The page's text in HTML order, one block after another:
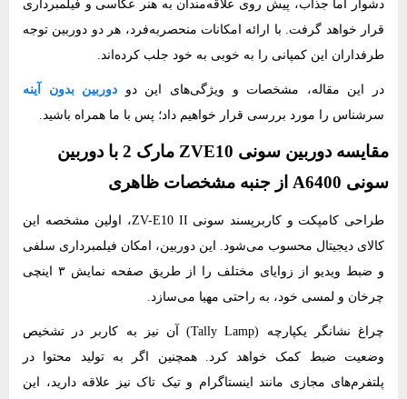
دشوار اما جذاب، پیش روی علاقه‌مندان به هنر عکاسی و فیلمبرداری
قرار خواهد گرفت. با ارائه امکانات منحصربه‌فرد، هر دو دوربین توجه
طرفداران این کمپانی را به خوبی به خود جلب کرده‌اند.
در این مقاله، مشخصات و ویژگی‌های این دو دوربین بدون آینه
سرشناس را مورد بررسی قرار خواهیم داد؛ پس با ما همراه باشید.
مقایسه دوربین سونی ZVE10 مارک 2 با دوربین
سونی A6400 از جنبه مشخصات ظاهری
طراحی کامپکت و کاربرپسند سونی ZV-E10 II، اولین مشخصه این
کالای دیجیتال محسوب می‌شود. این دوربین، امکان فیلمبرداری سلفی
و ضبط ویدیو از زوایای مختلف را از طریق صفحه نمایش ۳ اینچی
چرخان و لمسی خود، به راحتی مهیا می‌سازد.
چراغ نشانگر یکپارچه (Tally Lamp) آن نیز به کاربر در تشخیص
وضعیت ضبط کمک خواهد کرد. همچنین اگر به تولید محتوا در
پلتفرم‌های مجازی مانند اینستاگرام و تیک تاک نیز علاقه دارید، این